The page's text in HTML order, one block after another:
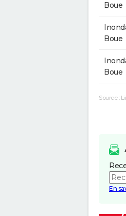
Boue
Boue
Boue
Source :
En